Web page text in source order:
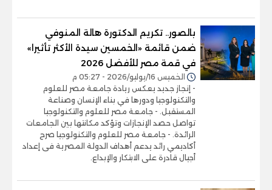
بالصور.. تكريم الدكتورة هالة المنوفي
ضمن قائمة «الخمسين سيدة الأكثر تأثيرا»
في قمة مصر للأفضل 2026
الخميس 16/يوليو/2026 - 05:27 م
- إنجاز جديد يعكس ريادة جامعة مصر للعلوم
والتكنولوجيا ودورها في بناء الإنسان وصناعة
المستقبل. - جامعة مصر للعلوم والتكنولوجيا
تواصل حصد الإنجازات وتؤكد مكانتها بين الجامعات
الرائدة. - جامعة مصر للعلوم والتكنولوجيا صرح
أكاديمي رائد يدعم أهداف الدولة المصرية فى إعداد
أجيال قادرة على الابتكار والإبداع.